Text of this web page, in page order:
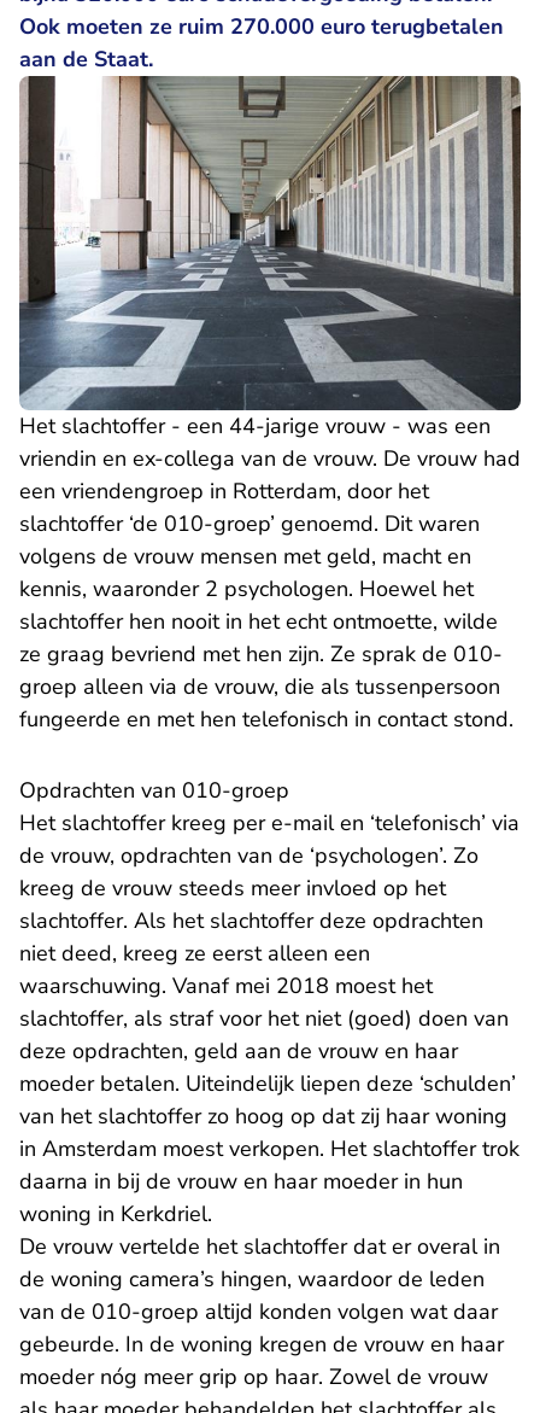
Ook moeten ze ruim 270.000 euro terugbetalen
aan de Staat.
Het slachtoffer - een 44-jarige vrouw - was een
vriendin en ex-collega van de vrouw. De vrouw had
een vriendengroep in Rotterdam, door het
slachtoffer ‘de 010-groep’ genoemd. Dit waren
volgens de vrouw mensen met geld, macht en
kennis, waaronder 2 psychologen. Hoewel het
slachtoffer hen nooit in het echt ontmoette, wilde
ze graag bevriend met hen zijn. Ze sprak de 010-
groep alleen via de vrouw, die als tussenpersoon
fungeerde en met hen telefonisch in contact stond.
Opdrachten van 010-groep
Het slachtoffer kreeg per e-mail en ‘telefonisch’ via
de vrouw, opdrachten van de ‘psychologen’. Zo
kreeg de vrouw steeds meer invloed op het
slachtoffer. Als het slachtoffer deze opdrachten
niet deed, kreeg ze eerst alleen een
waarschuwing. Vanaf mei 2018 moest het
slachtoffer, als straf voor het niet (goed) doen van
deze opdrachten, geld aan de vrouw en haar
moeder betalen. Uiteindelijk liepen deze ‘schulden’
van het slachtoffer zo hoog op dat zij haar woning
in Amsterdam moest verkopen. Het slachtoffer trok
daarna in bij de vrouw en haar moeder in hun
woning in Kerkdriel.
De vrouw vertelde het slachtoffer dat er overal in
de woning camera’s hingen, waardoor de leden
van de 010-groep altijd konden volgen wat daar
gebeurde. In de woning kregen de vrouw en haar
moeder nóg meer grip op haar. Zowel de vrouw